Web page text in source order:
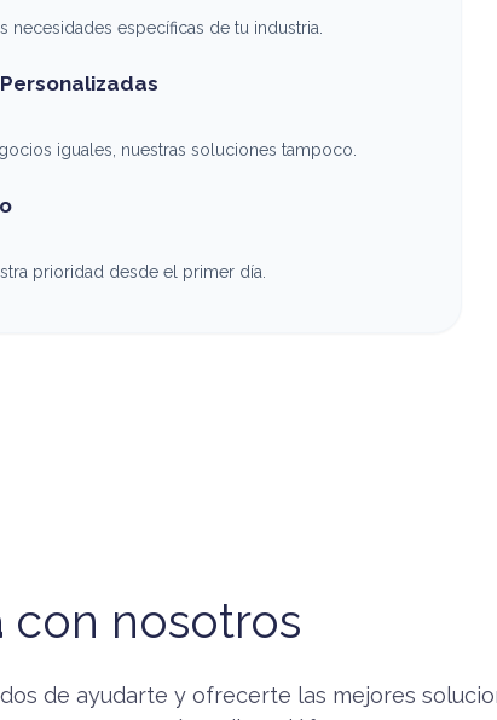
necesidades específicas de tu industria.
iguales, nuestras soluciones tampoco.
prioridad desde el primer día.
con nosotros
de ayudarte y ofrecerte las mejores